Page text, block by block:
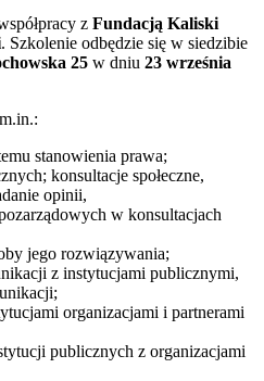
z Fundacją Kaliski
. Szkolenie odbędzie się w siedzibie
25 w dniu 23 września
stanowienia prawa;
konsultacje społeczne,
opinii,
w konsultacjach
jego rozwiązywania;
z instytucjami publicznymi,
organizacjami i partnerami
publicznych z organizacjami